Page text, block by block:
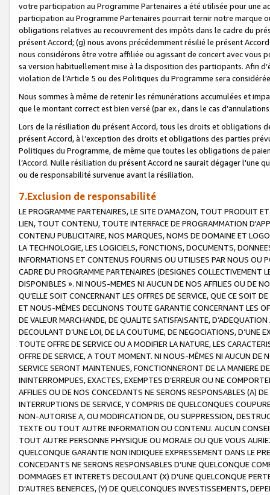
votre participation au Programme Partenaires a été utilisée pour une
participation au Programme Partenaires pourrait ternir notre marque
obligations relatives au recouvrement des impôts dans le cadre du
présent Accord; (g) nous avons précédemment résilié le présent
nous considérons être votre affiliée ou agissant de concert avec vous
sa version habituellement mise à la disposition des participants. Afin
violation de l’Article 5 ou des Politiques du Programme sera
Nous sommes à même de retenir les rémunérations accumulées et
que le montant correct est bien versé (par ex., dans le cas
Lors de la résiliation du présent Accord, tous les droits et obligations
présent Accord, à l’exception des droits et obligations des parties
Politiques du Programme, de même que toutes les obligations de
l’Accord. Nulle résiliation du présent Accord ne saurait dégager l'une
ou de responsabilité survenue avant la résiliation.
7.Exclusion de responsabilité
LE PROGRAMME PARTENAIRES, LE SITE D’AMAZON, TOUT PRODUIT
LIEN, TOUT CONTENU, TOUTE INTERFACE DE PROGRAMMATION
CONTENU PUBLICITAIRE, NOS MARQUES, NOMS DE DOMAINE ET
LA TECHNOLOGIE, LES LOGICIELS, FONCTIONS, DOCUMENTS,
INFORMATIONS ET CONTENUS FOURNIS OU UTILISES PAR NOUS OU
CADRE DU PROGRAMME PARTENAIRES (DESIGNES COLLECTIVEMENT
DISPONIBLES ». NI NOUS-MEMES NI AUCUN DE NOS AFFILIES OU DE
QU’ELLE SOIT CONCERNANT LES OFFRES DE SERVICE, QUE CE SOIT
ET NOUS-MÊMES DECLINONS TOUTE GARANTIE CONCERNANT LES
DE VALEUR MARCHANDE, DE QUALITE SATISFAISANTE,
DECOULANT D’UNE LOI, DE LA COUTUME, DE NEGOCIATIONS, D’UNE
TOUTE OFFRE DE SERVICE OU A MODIFIER LA NATURE, LES
OFFRE DE SERVICE, A TOUT MOMENT. NI NOUS-MÊMES NI AUCUN DE
SERVICE SERONT MAINTENUES, FONCTIONNERONT DE LA MANIERE
ININTERROMPUES, EXACTES, EXEMPTES D’ERREUR OU NE
AFFILIES OU DE NOS CONCEDANTS NE SERONS RESPONSABLES (A)
INTERRUPTIONS DE SERVICE, Y COMPRIS DE QUELCONQUES
NON-AUTORISE A, OU MODIFICATION DE, OU SUPPRESSION,
TEXTE OU TOUT AUTRE INFORMATION OU CONTENU. AUCUN
TOUT AUTRE PERSONNE PHYSIQUE OU MORALE OU QUE VOUS
QUELCONQUE GARANTIE NON INDIQUEE EXPRESSEMENT DANS LE
CONCEDANTS NE SERONS RESPONSABLES D’UNE QUELCONQUE
DOMMAGES ET INTERETS DECOULANT (X) D'UNE QUELCONQUE
D'AUTRES BENEFICES, (Y) DE QUELCONQUES INVESTISSEMENTS,